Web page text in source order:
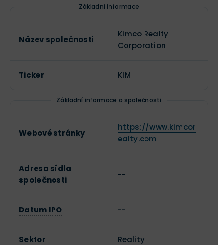
Základní informace
Název společnosti
Kimco Realty
Corporation
Ticker KIM
Základní informace o společnosti
Webové stránky
https://www.kimcor
ealty.com
Adresa sídla
společnosti
--
Datum IPO --
Sektor Reality